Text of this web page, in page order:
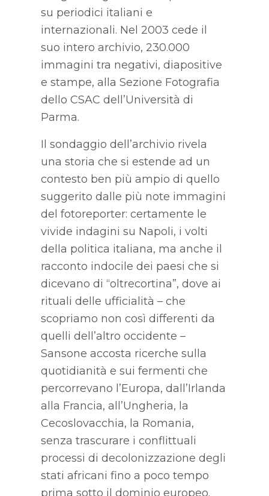
su periodici italiani e
internazionali. Nel 2003 cede il
suo intero archivio, 230.000
immagini tra negativi, diapositive
e stampe, alla Sezione Fotografia
dello CSAC dell’Università di
Parma.
Il sondaggio dell’archivio rivela
una storia che si estende ad un
contesto ben più ampio di quello
suggerito dalle più note immagini
del fotoreporter: certamente le
vivide indagini su Napoli, i volti
della politica italiana, ma anche il
racconto indocile dei paesi che si
dicevano di “oltrecortina”, dove ai
rituali delle ufficialità – che
scopriamo non così differenti da
quelli dell’altro occidente –
Sansone accosta ricerche sulla
quotidianità e sui fermenti che
percorrevano l’Europa, dall’Irlanda
alla Francia, all’Ungheria, la
Cecoslovacchia, la Romania,
senza trascurare i conflittuali
processi di decolonizzazione degli
stati africani fino a poco tempo
prima sotto il dominio europeo.